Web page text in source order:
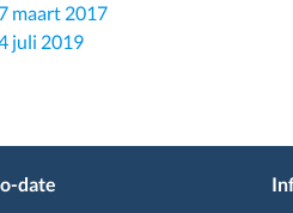
maart 2017
juli 2019
date